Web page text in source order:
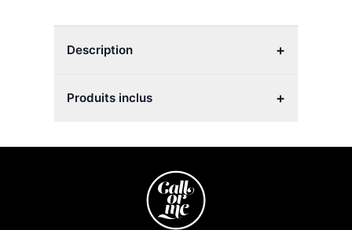
Description +
Produits inclus +